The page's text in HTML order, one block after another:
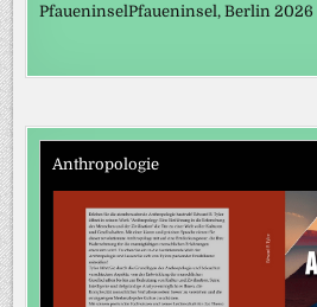
PfaueninselPfaueninsel, Berlin 2026
Anthropologie